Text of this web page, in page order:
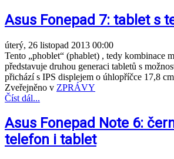
Asus Fonepad 7: tablet s
úterý, 26 listopad 2013 00:00
Tento „phoblet“ (phablet) , tedy kombinace
představuje druhou generaci tabletů s
přichází s IPS displejem o úhlopříčce 17,8
Zveřejněno v ZPRÁVY
Číst dál...
Asus Fonepad Note 6:
telefon i tablet